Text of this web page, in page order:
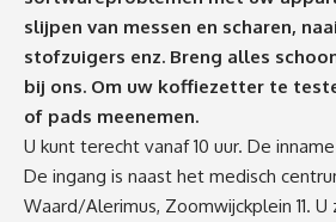
slijpen van messen en scharen,
stofzuigers enz. Breng alles
bij ons. Om uw koffiezetter te
of pads meenemen.
U kunt terecht vanaf 10 uur. De
De ingang is naast het medisch
Waard/Alerimus, Zoomwijckplein 11.